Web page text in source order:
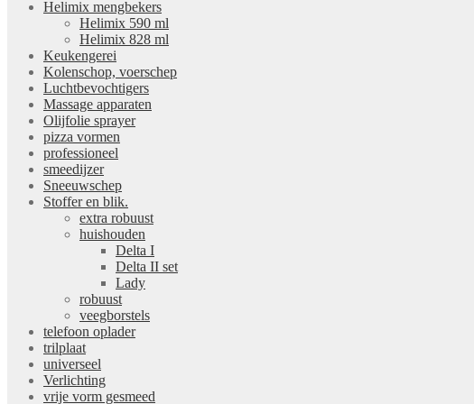
Helimix mengbekers
Helimix 590 ml
Helimix 828 ml
Keukengerei
Kolenschop, voerschep
Luchtbevochtigers
Massage apparaten
Olijfolie sprayer
pizza vormen
professioneel
smeedijzer
Sneeuwschep
Stoffer en blik.
extra robuust
huishouden
Delta I
Delta II set
Lady
robuust
veegborstels
telefoon oplader
trilplaat
universeel
Verlichting
vrije vorm gesmeed